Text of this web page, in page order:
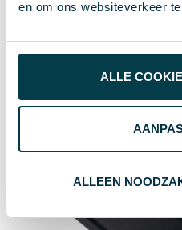
en om ons websiteverkeer
ALLE
ALLEEN
Wat